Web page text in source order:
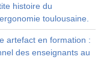
histoire du
toulousaine.
artefact en formation :
des enseignants au